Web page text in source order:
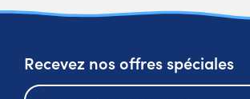
Recevez nos offres spéciales